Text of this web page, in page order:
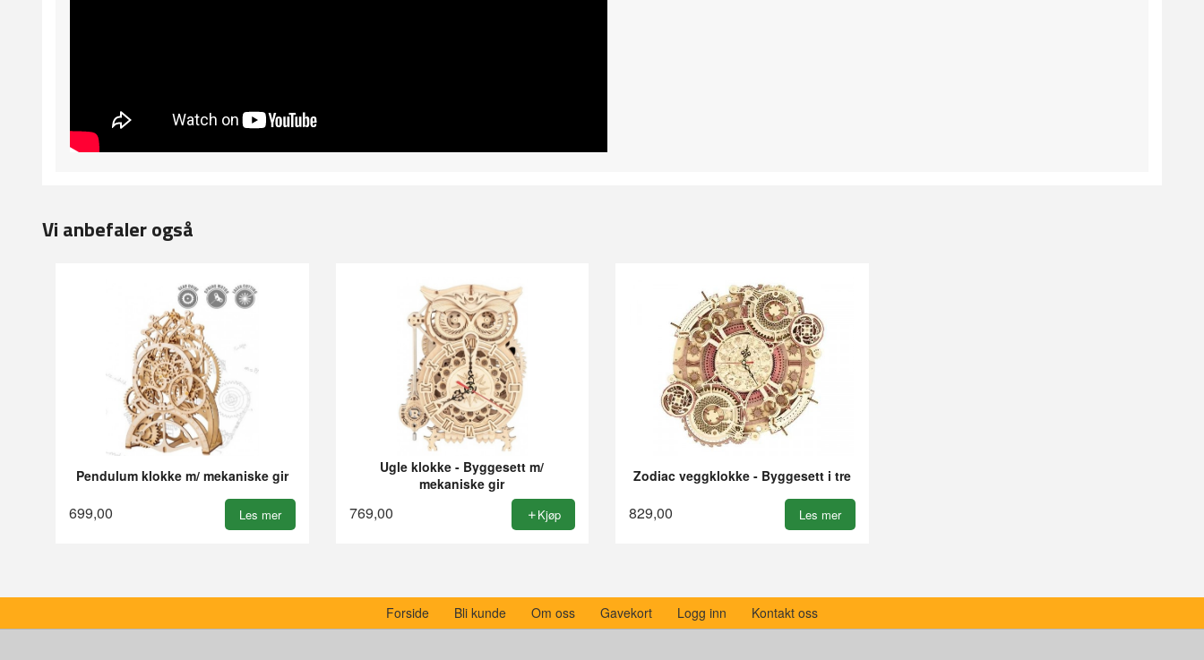
Vi anbefaler også
Pendulum klokke m/ mekaniske gir
699,00 Les mer
Ugle klokke - Byggesett m/
mekaniske gir
769,00 Kjøp
Zodiac veggklokke - Byggesett i tre
829,00 Les mer
Forside Bli kunde Om oss Gavekort Logg inn Kontakt oss